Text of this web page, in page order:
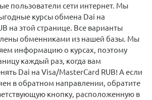
пользователи сети интернет. Мы
курсы обмена Dai на
на этой странице. Все варианты
обменниками из нашей базы. Мы
информацию о курсах, поэтому
каждый раз, когда вам
Dai на Visa/MasterCard RUB! А если
в обратном направлении, обратите
кнопку, расположенную в